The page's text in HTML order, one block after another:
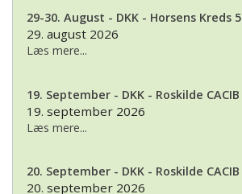
29-30. August - DKK - Horsens Kreds 5
29. august 2026
Læs mere...
19. September - DKK - Roskilde CACIB
19. september 2026
Læs mere...
20. September - DKK - Roskilde CACIB
20. september 2026